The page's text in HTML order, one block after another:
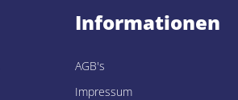
Informationen
AGB's
Impressum